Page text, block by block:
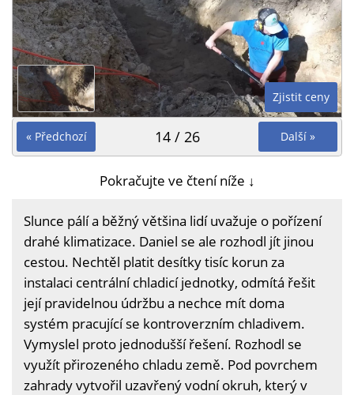
Zjistit ceny
« Předchozí Další »
14 / 26
Pokračujte ve čtení níže ↓
Slunce pálí a běžný většina lidí uvažuje o pořízení
drahé klimatizace. Daniel se ale rozhodl jít jinou
cestou. Nechtěl platit desítky tisíc korun za
instalaci centrální chladicí jednotky, odmítá řešit
její pravidelnou údržbu a nechce mít doma
systém pracující se kontroverzním chladivem.
Vymyslel proto jednodušší řešení. Rozhodl se
využít přirozeného chladu země. Pod povrchem
zahrady vytvořil uzavřený vodní okruh, který v